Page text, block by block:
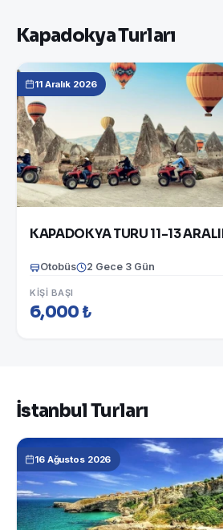
Kapadokya Turları
11 Aralık 2026
KAPADOKYA TURU 11-13
Otobüs 2 Gece 3 Gün
KIŞI BAŞI
6,000 ₺
İstanbul Turları
16 Ağustos 2026